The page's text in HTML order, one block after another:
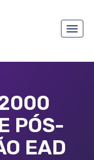
Toggle
PÓS-
EAD